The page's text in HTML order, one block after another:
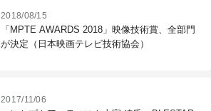
2018/08/15
「MPTE AWARDS 2018」映像技術賞、全部門
が決定（日本映画テレビ技術協会）
2017/11/06